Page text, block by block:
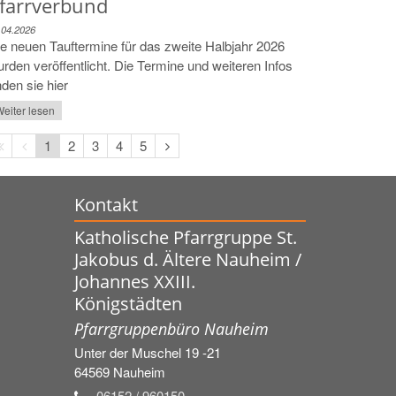
neuen Tauftermine für das zweite Halbjahr 2026
veröffentlicht. Die Termine und weiteren Infos
sie hier
lesen
Vorherige
Seite
1 2 3 4 5
Nächste
Seite
Kontakt
Katholische Pfarrgruppe St.
Jakobus d. Ältere Nauheim /
Johannes XXIII.
Königstädten
Pfarrgruppenbüro Nauheim
Unter der Muschel 19 -21
64569 Nauheim